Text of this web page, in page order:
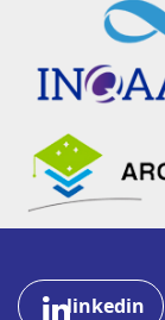
linkedin